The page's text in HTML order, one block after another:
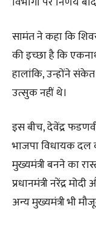
सामंत ने कहा कि
की इच्छा है कि
हालांकि, उन्होंने
उत्सुक नहीं थे।
इस बीच, देवेंद्र
भाजपा विधायक दल
मुख्यमंत्री बनने का
प्रधानमंत्री नरेंद्र
अन्य मुख्यमंत्री भी